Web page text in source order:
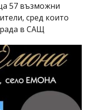
57 възможни
сред които
в САЩ